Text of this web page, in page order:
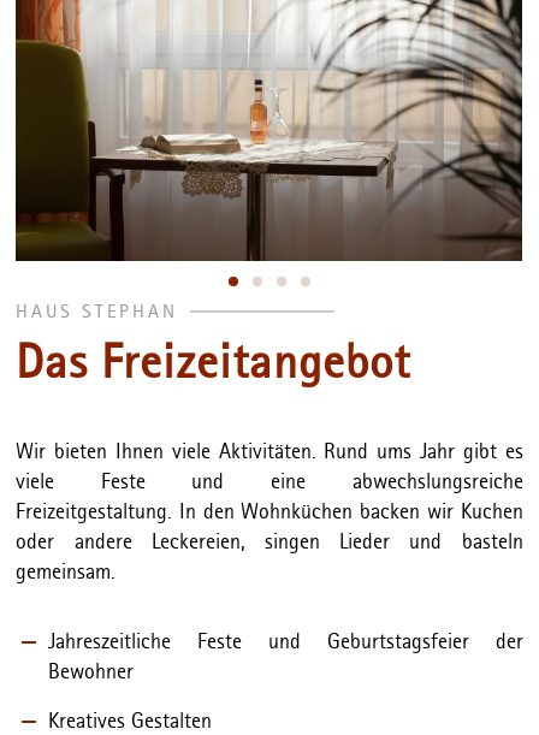
HAUS STEPHAN
Das Freizeitangebot
Wir bieten Ihnen viele Aktivitäten. Rund ums Jahr gibt es
viele Feste und eine abwechslungsreiche
Freizeitgestaltung. In den Wohnküchen backen wir Kuchen
oder andere Leckereien, singen Lieder und basteln
gemeinsam.
Jahreszeitliche Feste und Geburtstagsfeier der
Bewohner
Kreatives Gestalten